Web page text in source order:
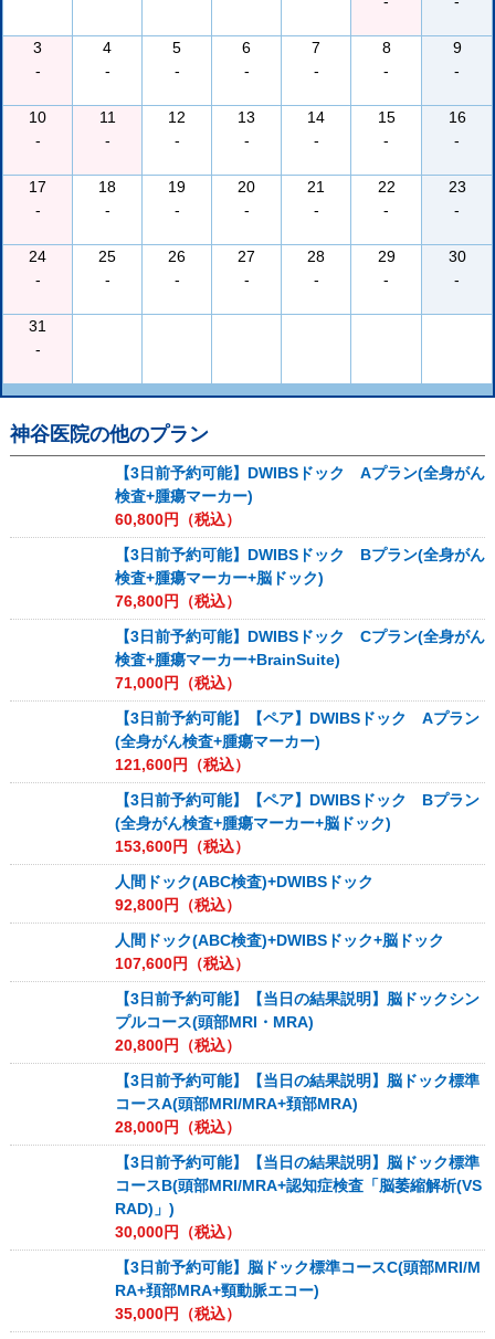
3
-
4
-
5
-
6
-
7
-
8
-
9
-
10
-
11
-
12
-
13
-
14
-
15
-
16
-
17
-
18
-
19
-
20
-
21
-
22
-
23
-
24
-
25
-
26
-
27
-
28
-
29
-
30
-
31
-
神谷医院の他のプラン
【3日前予約可能】DWIBSドック Aプラン(全身がん
検査+腫瘍マーカー)
60,800円（税込）
【3日前予約可能】DWIBSドック Bプラン(全身がん
検査+腫瘍マーカー+脳ドック)
76,800円（税込）
【3日前予約可能】DWIBSドック Cプラン(全身がん
検査+腫瘍マーカー+BrainSuite)
71,000円（税込）
【3日前予約可能】【ペア】DWIBSドック Aプラン
(全身がん検査+腫瘍マーカー)
121,600円（税込）
【3日前予約可能】【ペア】DWIBSドック Bプラン
(全身がん検査+腫瘍マーカー+脳ドック)
153,600円（税込）
人間ドック(ABC検査)+DWIBSドック
92,800円（税込）
人間ドック(ABC検査)+DWIBSドック+脳ドック
107,600円（税込）
【3日前予約可能】【当日の結果説明】脳ドックシン
プルコース(頭部MRI・MRA)
20,800円（税込）
【3日前予約可能】【当日の結果説明】脳ドック標準
コースA(頭部MRI/MRA+頚部MRA)
28,000円（税込）
【3日前予約可能】【当日の結果説明】脳ドック標準
コースB(頭部MRI/MRA+認知症検査「脳萎縮解析(VS
RAD)」)
30,000円（税込）
【3日前予約可能】脳ドック標準コースC(頭部MRI/M
RA+頚部MRA+頸動脈エコー)
35,000円（税込）